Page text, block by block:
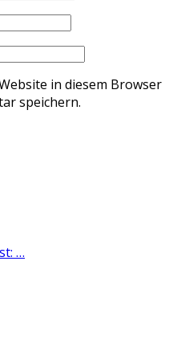
in diesem Browser
speichern.
…